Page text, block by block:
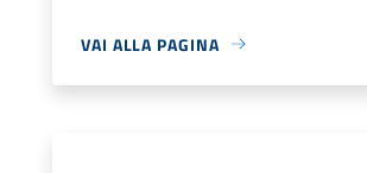
VAI ALLA PAGINA